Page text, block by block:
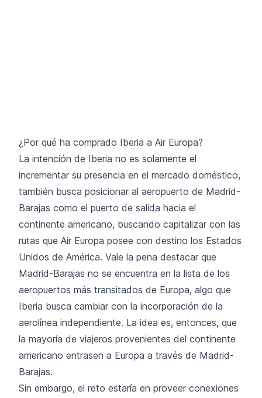
¿Por qué ha comprado Iberia a Air Europa?
La intención de Iberia no es solamente el
incrementar su presencia en el mercado doméstico,
también busca posicionar al aeropuerto de Madrid-
Barajas como el puerto de salida hacia el
continente americano, buscando capitalizar con las
rutas que Air Europa posee con destino los Estados
Unidos de América. Vale la pena destacar que
Madrid-Barajas no se encuentra en la lista de los
aeropuertos más transitados de Europa, algo que
Iberia busca cambiar con la incorporación de la
aerolínea independiente. La idea es, entonces, que
la mayoría de viajeros provenientes del continente
americano entrasen a Europa a través de Madrid-
Barajas.
Sin embargo, el reto estaría en proveer conexiones